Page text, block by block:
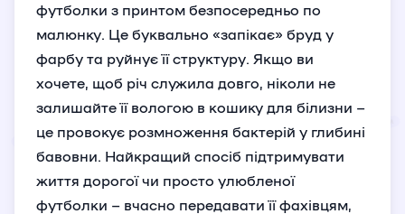
футболки з принтом безпосередньо по
малюнку. Це буквально «запікає» бруд у
фарбу та руйнує її структуру. Якщо ви
хочете, щоб річ служила довго, ніколи не
залишайте її вологою в кошику для білизни –
це провокує розмноження бактерій у глибині
бавовни. Найкращий спосіб підтримувати
життя дорогої чи просто улюбленої
футболки – вчасно передавати її фахівцям,